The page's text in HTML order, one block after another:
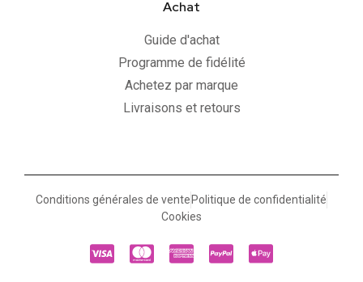
Achat
Guide d'achat
Programme de fidélité
Achetez par marque
Livraisons et retours
Conditions générales de vente Politique de confidentialité
Cookies